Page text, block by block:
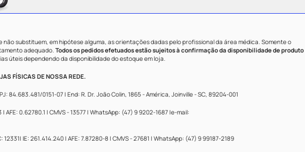
substituem, em hipótese alguma, as orientações dadas pelo profissional da área médica. Somente o
adequado. Todos os pedidos efetuados estão sujeitos à confirmação da disponibilidade de produto
úteis dependendo da disponibilidade do estoque em loja.
FÍSICAS DE NOSSA REDE.
84.683.481/0151-07 | End: R. Dr. João Colin, 1865 - América, Joinville - SC, 89204-001
AFE: 0.62780.1 | CMVS - 13577 | WhatsApp: (47) 9 9202-1687 |e-mail:
IE: 261.414.240 | AFE: 7.87280-8 | CMVS - 27681 | WhatsApp: (47) 9 99187-2189